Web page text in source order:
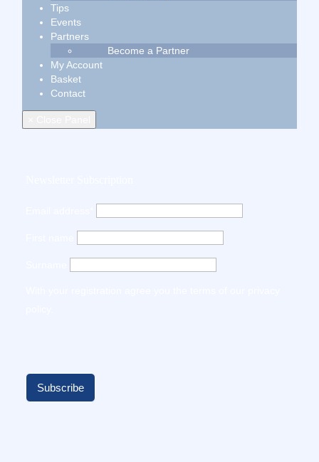
Tips
Events
Partners
Become a Partner
My Account
Basket
Contact